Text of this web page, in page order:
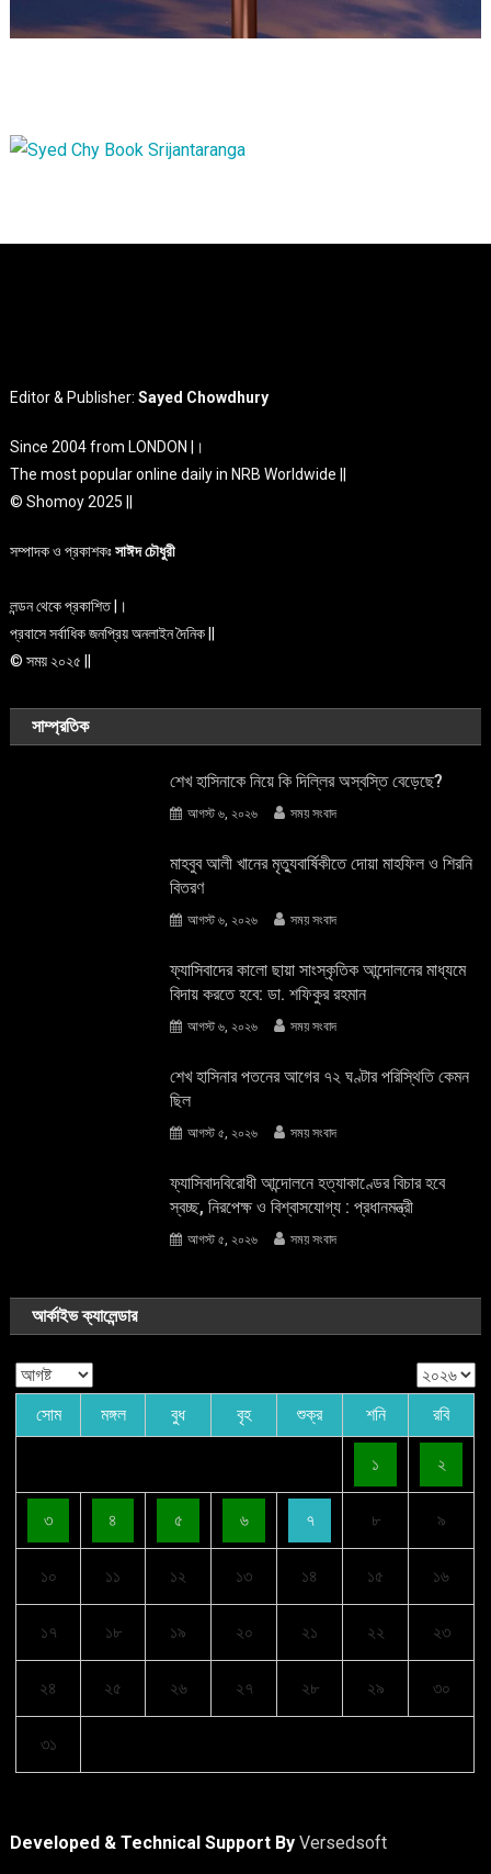
Editor & Publisher:Sayed Chowdhury
Since 2004 from LONDON |।
The most popular online daily in NRB Worldwide ||
© Shomoy 2025 ||
সম্পাদক ও প্রকাশকঃসাঈদ চৌধুরী
লন্ডন থেকে প্রকাশিত |।
প্রবাসে সর্বাধিক জনপ্রিয় অনলাইন দৈনিক ||
© সময় ২০২৫ ||
সাম্প্রতিক
শেখ হাসিনাকে নিয়ে কি দিল্লির অস্বস্তি বেড়েছে?
আগস্ট ৬, ২০২৬ সময় সংবাদ
মাহবুব আলী খানের মৃত্যুবার্ষিকীতে দোয়া মাহফিল ও শিরনি
বিতরণ
আগস্ট ৬, ২০২৬ সময় সংবাদ
ফ্যাসিবাদের কালো ছায়া সাংস্কৃতিক আন্দােলনের মাধ্যমে
বিদায় করতে হবে: ডা. শফিকুর রহমান
আগস্ট ৬, ২০২৬ সময় সংবাদ
শেখ হাসিনার পতনের আগের ৭২ ঘণ্টার পরিস্থিতি কেমন
ছিল
আগস্ট ৫, ২০২৬ সময় সংবাদ
ফ্যাসিবাদবিরোধী আন্দোলনে হত্যাকাণ্ডের বিচার হবে
স্বচ্ছ, নিরপেক্ষ ও বিশ্বাসযোগ্য : প্রধানমন্ত্রী
আগস্ট ৫, ২০২৬ সময় সংবাদ
আর্কাইভ ক্যালেন্ডার
সোম মঙ্গল বুধ বৃহ শুক্র শনি রবি
১ ২
৩ ৪ ৫ ৬ ৭ ৮ ৯
১০ ১১ ১২ ১৩ ১৪ ১৫ ১৬
১৭ ১৮ ১৯ ২০ ২১ ২২ ২৩
২৪ ২৫ ২৬ ২৭ ২৮ ২৯ ৩০
৩১
Developed & Technical Support ByVersedsoft